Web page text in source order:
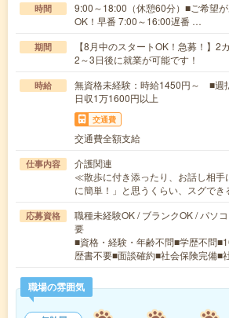
時間
9:00～18:00（休憩60分）■ご希望
OK！早番 7:00～16:00遅番 …
期間
【8月中のスタートOK！急募！】
2～3日後に就業が可能です！
時給
無資格未経験：時給1450円～ ■
日収1万1600円以上
交通費
交通費全額支給
仕事内容
介護関連
≪散歩に付き添ったり、お話し相
に簡単！」と思うくらい、スグで
応募資格
職種未経験OK / ブランクOK / パソ
要
■資格・経験・年齢不問■学歴不問
歴書不要■面談確約■社会保険完備■
職場の雰囲気